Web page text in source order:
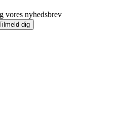
vores nyhedsbrev
dig